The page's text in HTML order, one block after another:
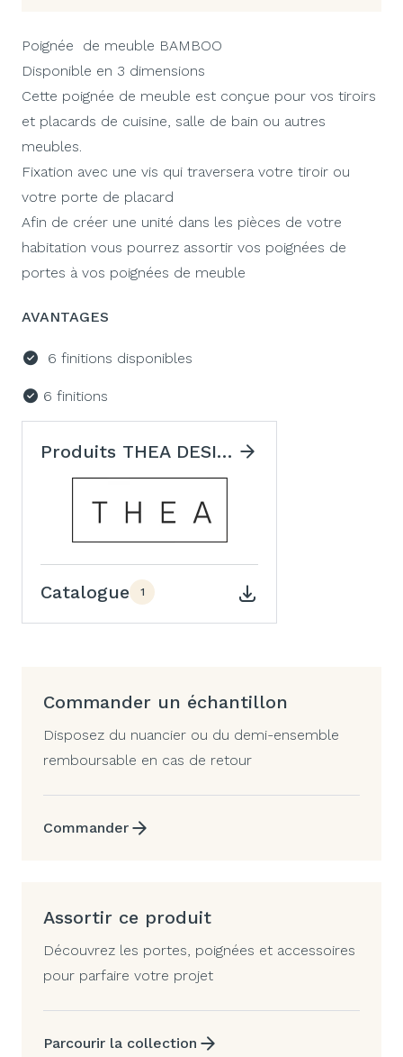
Poignée de meuble BAMBOO
Disponible en 3 dimensions
Cette poignée de meuble est conçue pour vos tiroirs
et placards de cuisine, salle de bain ou autres
meubles.
Fixation avec une vis qui traversera votre tiroir ou
votre porte de placard
Afin de créer une unité dans les pièces de votre
habitation vous pourrez assortir vos poignées de
portes à vos poignées de meuble
AVANTAGES
6 finitions disponibles
6 finitions
Produits THEA DESIGN
Catalogue 1
Commander un échantillon
Disposez du nuancier ou du demi-ensemble
remboursable en cas de retour
Commander
Assortir ce produit
Découvrez les portes, poignées et accessoires
pour parfaire votre projet
Parcourir la collection